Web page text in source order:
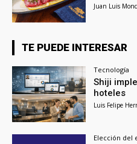
Juan Luis
TE PUEDE INTERESAR
Tecnología
Shiji
hoteles
Luis Felipe
Elección del